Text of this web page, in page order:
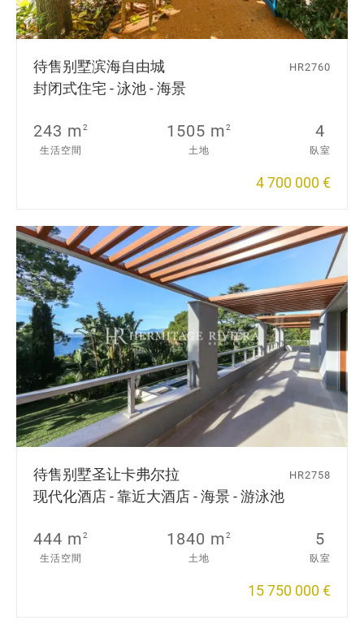
待售别墅滨海自由城
封闭式住宅 - 泳池 - 海景
HR2760
243 m2
生活空間
1505 m2
土地
4
臥室
4 700 000 €
待售别墅圣让卡弗尔拉
现代化酒店 - 靠近大酒店 - 海景 - 游泳池
HR2758
444 m2
生活空間
1840 m2
土地
5
臥室
15 750 000 €